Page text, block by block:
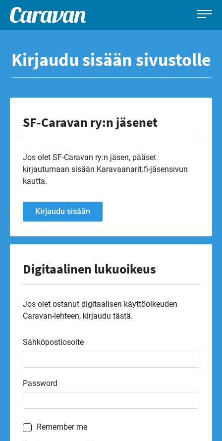
sisältöön
Caravan-
Leirintämatkailun
Kirjaudu sisään sivustolle
SF-Caravan ry:n jäsenet
Jos olet SF-Caravan ry:n jäsen, pääset
kirjautumaan sisään Karavaanarit.fi-jäsensivun
kautta.
Kirjaudu sisään
Digitaalinen lukuoikeus
Jos olet ostanut digitaalisen käyttöoikeuden
Caravan-lehteen, kirjaudu tästä.
Sähköpostiosoite
Password
Remember me